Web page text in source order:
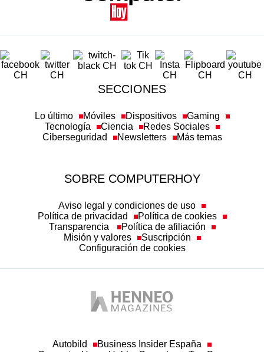
SECCIONES
Lo último Móviles Dispositivos
Gaming
Tecnología
Ciencia
Redes Sociales
Ciberseguridad
Newsletters Más temas
SOBRE COMPUTERHOY
Aviso legal y condiciones de uso
Política de privacidad
Política de cookies
Transparencia
Política de afiliación
Misión y valores
Suscripción
Configuración de cookies
Autobild
Business Insider España